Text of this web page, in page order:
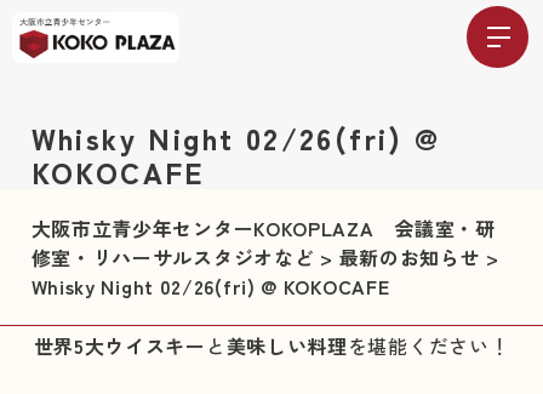
Whisky Night 02/26(fri) @
KOKOCAFE
大阪市立青少年センターKOKOPLAZA 会議室・研
修室・リハーサルスタジオなど > 最新のお知らせ >
Whisky Night 02/26(fri) @ KOKOCAFE
世界5大ウイスキー と美味しい料理を堪能ください！